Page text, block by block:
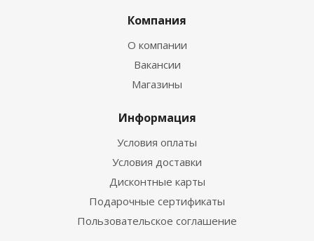
Компания
О компании
Вакансии
Магазины
Информация
Условия оплаты
Условия доставки
Дисконтные карты
Подарочные сертификаты
Пользовательское соглашение